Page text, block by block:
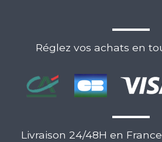
Réglez vos achats en
Livraison 24/48H en